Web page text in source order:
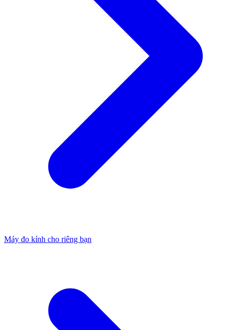
Máy đo kính cho riêng bạn